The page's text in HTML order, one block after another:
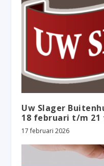
Uw Slager
18 februari t/m 21
17 februari 2026